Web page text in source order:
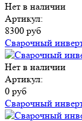
Нет в наличии
Артикул:
8300 руб
Сварочный
Нет в наличии
Артикул:
0 руб
Сварочный